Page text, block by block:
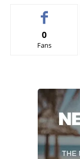
0
Fans